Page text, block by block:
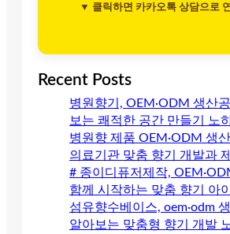
▼ 클릭하면 카카오톡 상담으로
Recent Posts
병원향기, OEM·ODM 생산
보는 쾌적한 공간 만들기 노
병원향 제품 OEM·ODM 생
의료기관 맞춤 향기 개발과
# 종이디퓨저제작,
함께 시작하는 맞춤 향기 아
섬유향수베이스, oem·odm
알아보는 맞춤형 향기 개발